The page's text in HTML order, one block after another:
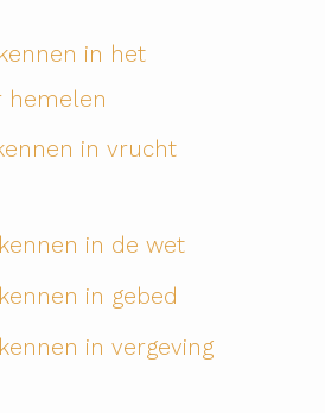
in het
hemelen
in vrucht
in de wet
in gebed
in vergeving